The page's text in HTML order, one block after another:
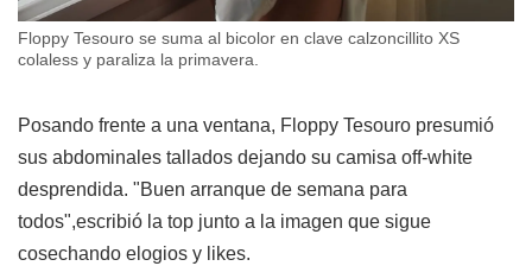
Floppy Tesouro se suma al bicolor en clave calzoncillito XS
colaless y paraliza la primavera.
Posando frente a una ventana, Floppy Tesouro presumió
sus abdominales tallados dejando su camisa off-white
desprendida. "Buen arranque de semana para
todos",escribió la top junto a la imagen que sigue
cosechando elogios y likes.